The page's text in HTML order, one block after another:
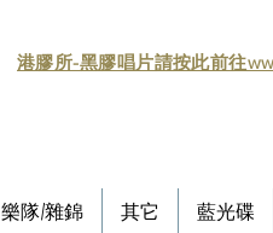
港膠所-黑膠唱片請按此前往
樂隊/雜錦 其它 藍光碟